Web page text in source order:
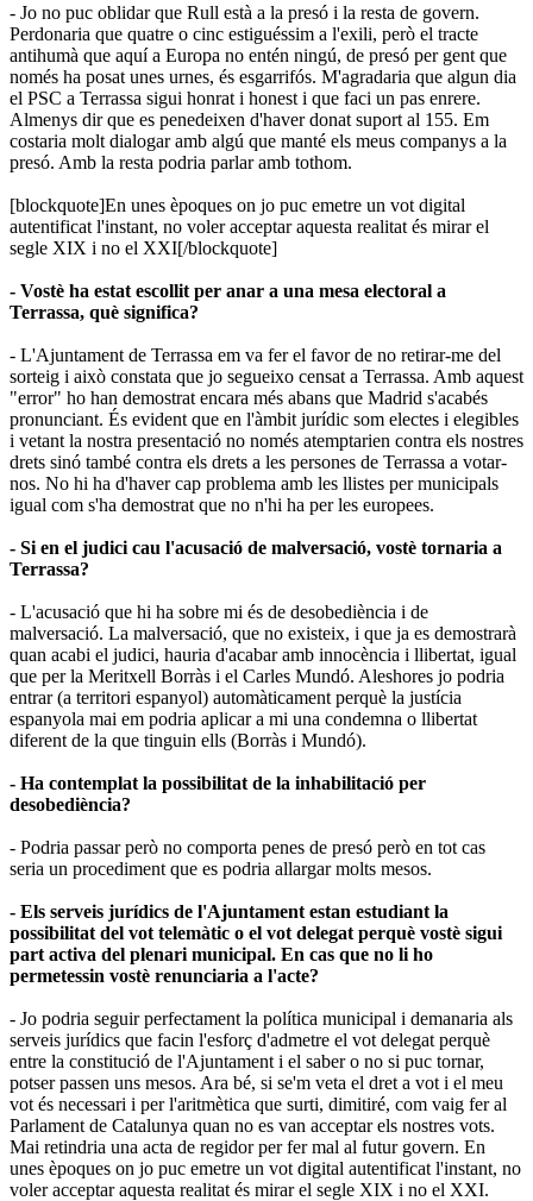
- Jo no puc oblidar que Rull està a la presó i la resta de govern.
Perdonaria que quatre o cinc estiguéssim a l'exili, però el tracte
antihumà que aquí a Europa no entén ningú, de presó per gent que
només ha posat unes urnes, és esgarrifós. M'agradaria que algun dia
el PSC a Terrassa sigui honrat i honest i que faci un pas enrere.
Almenys dir que es penedeixen d'haver donat suport al 155. Em
costaria molt dialogar amb algú que manté els meus companys a la
presó. Amb la resta podria parlar amb tothom.
[blockquote]En unes èpoques on jo puc emetre un vot digital
autentificat l'instant, no voler acceptar aquesta realitat és mirar el
segle XIX i no el XXI[/blockquote]
- Vostè ha estat escollit per anar a una mesa electoral a
Terrassa, què significa?
- L'Ajuntament de Terrassa em va fer el favor de no retirar-me del
sorteig i això constata que jo segueixo censat a Terrassa. Amb aquest
"error" ho han demostrat encara més abans que Madrid s'acabés
pronunciant. És evident que en l'àmbit jurídic som electes i elegibles
i vetant la nostra presentació no només atemptarien contra els nostres
drets sinó també contra els drets a les persones de Terrassa a votar-
nos. No hi ha d'haver cap problema amb les llistes per municipals
igual com s'ha demostrat que no n'hi ha per les europees.
- Si en el judici cau l'acusació de malversació, vostè tornaria a
Terrassa?
- L'acusació que hi ha sobre mi és de desobediència i de
malversació. La malversació, que no existeix, i que ja es demostrarà
quan acabi el judici, hauria d'acabar amb innocència i llibertat, igual
que per la Meritxell Borràs i el Carles Mundó. Aleshores jo podria
entrar (a territori espanyol) automàticament perquè la justícia
espanyola mai em podria aplicar a mi una condemna o llibertat
diferent de la que tinguin ells (Borràs i Mundó).
- Ha contemplat la possibilitat de la inhabilitació per
desobediència?
- Podria passar però no comporta penes de presó però en tot cas
seria un procediment que es podria allargar molts mesos.
- Els serveis jurídics de l'Ajuntament estan estudiant la
possibilitat del vot telemàtic o el vot delegat perquè vostè sigui
part activa del plenari municipal. En cas que no li ho
permetessin vostè renunciaria a l'acte?
- Jo podria seguir perfectament la política municipal i demanaria als
serveis jurídics que facin l'esforç d'admetre el vot delegat perquè
entre la constitució de l'Ajuntament i el saber o no si puc tornar,
potser passen uns mesos. Ara bé, si se'm veta el dret a vot i el meu
vot és necessari i per l'aritmètica que surti, dimitiré, com vaig fer al
Parlament de Catalunya quan no es van acceptar els nostres vots.
Mai retindria una acta de regidor per fer mal al futur govern. En
unes èpoques on jo puc emetre un vot digital autentificat l'instant, no
voler acceptar aquesta realitat és mirar el segle XIX i no el XXI.